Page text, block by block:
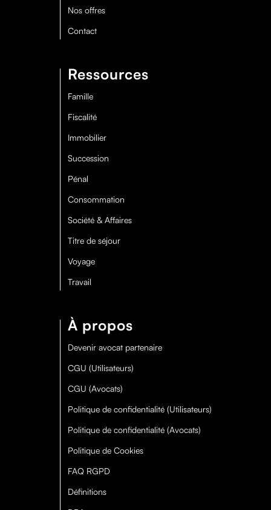
Nos offres
Contact
Ressources
Famille
Fiscalité
Immobilier
Succession
Pénal
Consommation
Société & Affaires
Titre de séjour
Voyage
Travail
À propos
Devenir avocat partenaire
CGU (Utilisateurs)
CGU (Avocats)
Politique de confidentialité (Utilisateurs)
Politique de confidentialité (Avocats)
Politique de Cookies
FAQ RGPD
Définitions